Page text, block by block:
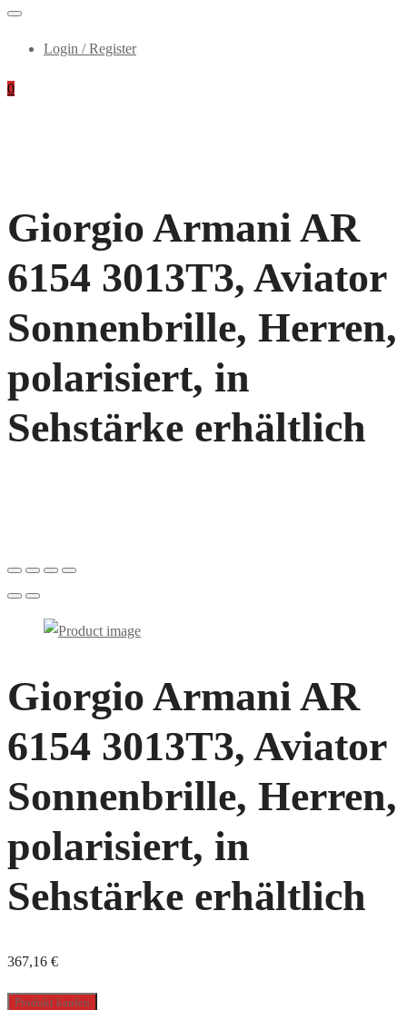
Login / Register
0
Giorgio Armani AR
6154 3013T3, Aviator
Sonnenbrille, Herren,
polarisiert, in
Sehstärke erhältlich
Giorgio Armani AR
6154 3013T3, Aviator
Sonnenbrille, Herren,
polarisiert, in
Sehstärke erhältlich
367,16 €
Produkt kaufen